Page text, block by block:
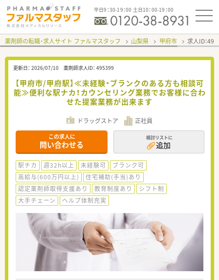
平日9：30-19：00 土日10：00-19：00
薬剤師の転職・求人サイト ファルマスタッフ 山梨県 甲府市 求人ID：
更新日： 2026/07/10 薬剤師求人ID： 495399
【甲府市/甲府駅】≪未経験・ブランクのある方も相談可
能≫便利な駅ナカ！カウンセリング業務でお客様に合わ
せた提案業務が出来ます
ドラッグストア 正社員
この求人に
問い合わせる
検討リストに
追加
駅チカ 週32h以上 未経験可
ブランク可
高給与(600万円以上)
住宅補助(手当)あり
認定薬剤師取得支援あり
教育制度あり
シフト制
大手チェーン
ヘルプ体制充実